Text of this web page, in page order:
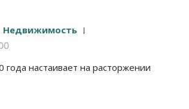
Недвижимость
года настаивает на расторжении